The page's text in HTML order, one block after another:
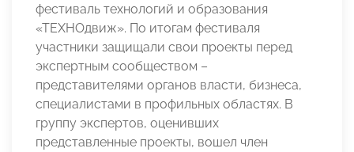
фестиваль технологий и образования
«ТЕХНОдвиж». По итогам фестиваля
участники защищали свои проекты перед
экспертным сообществом –
представителями органов власти, бизнеса,
специалистами в профильных областях. В
группу экспертов, оценивших
представленные проекты, вошел член